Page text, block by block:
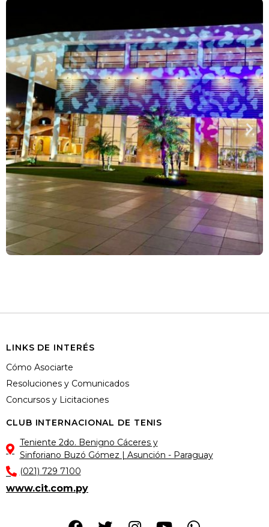
LINKS DE INTERÉS
Cómo Asociarte
Resoluciones y Comunicados
Concursos y Licitaciones
CLUB INTERNACIONAL DE TENIS
Teniente 2do. Benigno Cáceres y
Sinforiano Buzó Gómez | Asunción - Paraguay
(021) 729 7100
www.cit.com.py